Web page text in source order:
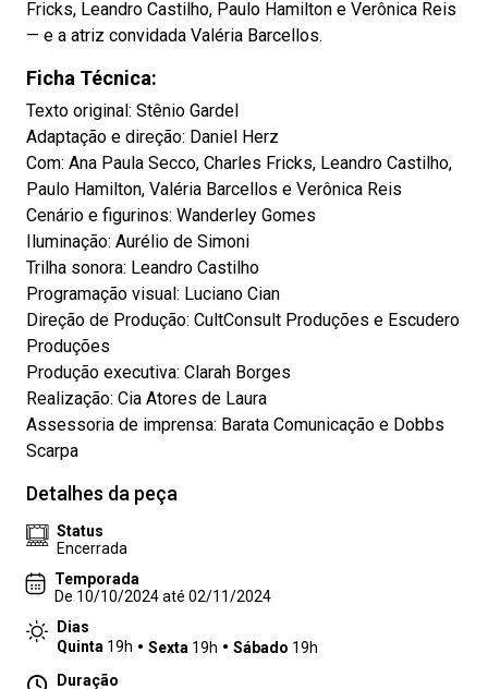
Fricks, Leandro Castilho, Paulo Hamilton e Verônica Reis
— e a atriz convidada Valéria Barcellos.
Ficha Técnica:
Texto original: Stênio Gardel
Adaptação e direção: Daniel Herz
Com: Ana Paula Secco, Charles Fricks, Leandro Castilho,
Paulo Hamilton, Valéria Barcellos e Verônica Reis
Cenário e figurinos: Wanderley Gomes
Iluminação: Aurélio de Simoni
Trilha sonora: Leandro Castilho
Programação visual: Luciano Cian
Direção de Produção: CultConsult Produções e Escudero
Produções
Produção executiva: Clarah Borges
Realização: Cia Atores de Laura
Assessoria de imprensa: Barata Comunicação e Dobbs
Scarpa
Detalhes da peça
Status
Encerrada
Temporada
De 10/10/2024 até 02/11/2024
Dias
Quinta 19h Sexta 19h Sábado 19h
Duração